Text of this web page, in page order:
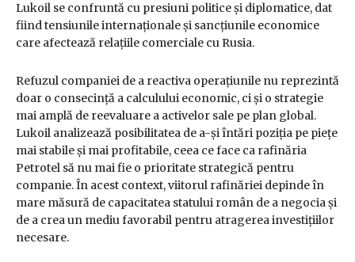
Lukoil se confruntă cu presiuni politice și diplomatice, dat
fiind tensiunile internaționale și sancțiunile economice
care afectează relațiile comerciale cu Rusia.
Refuzul companiei de a reactiva operațiunile nu reprezintă
doar o consecință a calculului economic, ci și o strategie
mai amplă de reevaluare a activelor sale pe plan global.
Lukoil analizează posibilitatea de a-și întări poziția pe piețe
mai stabile și mai profitabile, ceea ce face ca rafinăria
Petrotel să nu mai fie o prioritate strategică pentru
companie. În acest context, viitorul rafinăriei depinde în
mare măsură de capacitatea statului român de a negocia și
de a crea un mediu favorabil pentru atragerea investițiilor
necesare.